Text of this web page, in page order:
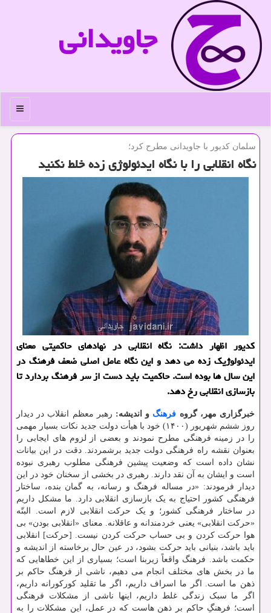
جاویدانی
منو
سلمان كدیور با جاویدانی مطرح كرد؛
نگاه انقلابی را با نگاه ایدئولوژی زده خلط نکنید
کدیور اظهار داشت: نگاه انقلابی در نهادهای حاکمیتی معنای
ایدئولوژیک زده می دهد و این نگاه عامل اصلی ضعف فرهنگ در
این سال ها بوده است. حاکمیت باید دست از سر فرهنگ بردارد تا
بازسازی انقلابی رخ دهد.
خبرگزاری مهر، گروه فرهنگ و اندیشه: رهبر معظم انقلاب در دیدار
روز ششم شهریور (۱۴۰۰) خود با هیأت دولت جدید نکات بسیار مهمی
را در زمینه فرهنگی مطرح نمودند و بعضی از لزوم های ایجابی را
بعنوان نقشه راه فرهنگی دولت جدید برشمردند. دقت در این بیانات
نشان داده است که وضعیت پیشین فرهنگی مطلوب رهبری نبوده
است و ایشان به آن نقد دارند. رهبری در بخشی از سخنان خود در این
دیدار فرمودند: «در مساله فرهنگ و رسانه، به گمان بنده، ساختار
فرهنگی کشور احتیاج به یک بازسازی انقلابی دارد. ما مشکل داریم
در ساختار فرهنگی کشور؛ و یک حرکت انقلابی لازم است. البتّه
«حرکت انقلابی» یعنی خردمندانه و عاقلانه. معنای «انقلابی بودن» بی
هوا حرکت کردن و بی حساب حرکت کردن نیست. [حرکت] انقلابی
باید باشد، بنیانی باید حرکت بشود، در عین حال برخاسته از اندیشه و
حکمت باشد. فرهنگ واقعاً زیربنا است؛ بسیاری از این خطاهایی که
ما در بخش های مختلف انجام می دهیم، ناشی از فرهنگ حاکم بر
ذهن ما است. اگر ما اسراف داریم، اگر ما تقلید کورکورانه داریم،
اگر ما سبک زندگی غلط داریم، اینها ناشی از مشکلات فرهنگی
است؛ فرهنگِ حاکم بر ذهن هاست که در عمل، این مشکلات را به